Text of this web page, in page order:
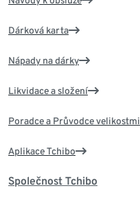
Dárková karta
Nápady na dárky
Likvidace a složení
Poradce a Průvodce velikostmi
Aplikace Tchibo
Společnost Tchibo